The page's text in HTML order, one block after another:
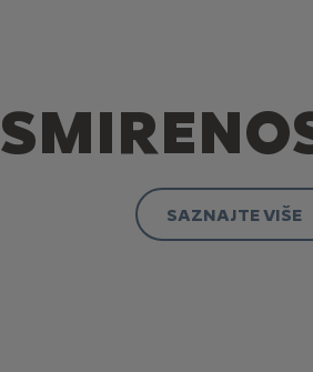
SAZNAJTE VIŠE